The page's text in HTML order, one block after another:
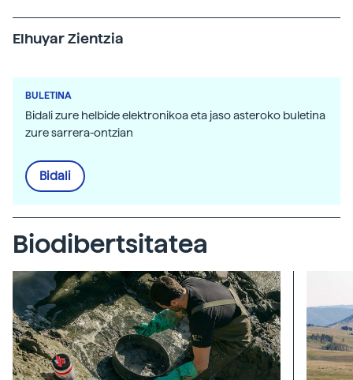
Elhuyar Zientzia
BULETINA
Bidali zure helbide elektronikoa eta jaso asteroko buletina
zure sarrera-ontzian
Bidali
Biodibertsitatea